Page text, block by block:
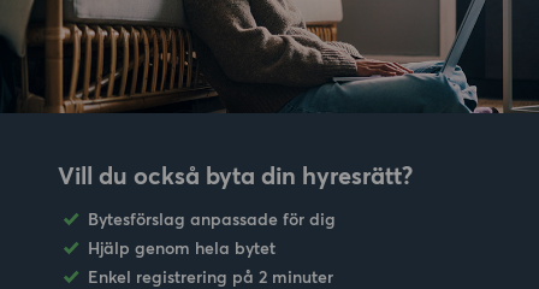
Vill du också byta din hyresrätt?
Bytesförslag anpassade för dig
Hjälp genom hela bytet
Enkel registrering på 2 minuter